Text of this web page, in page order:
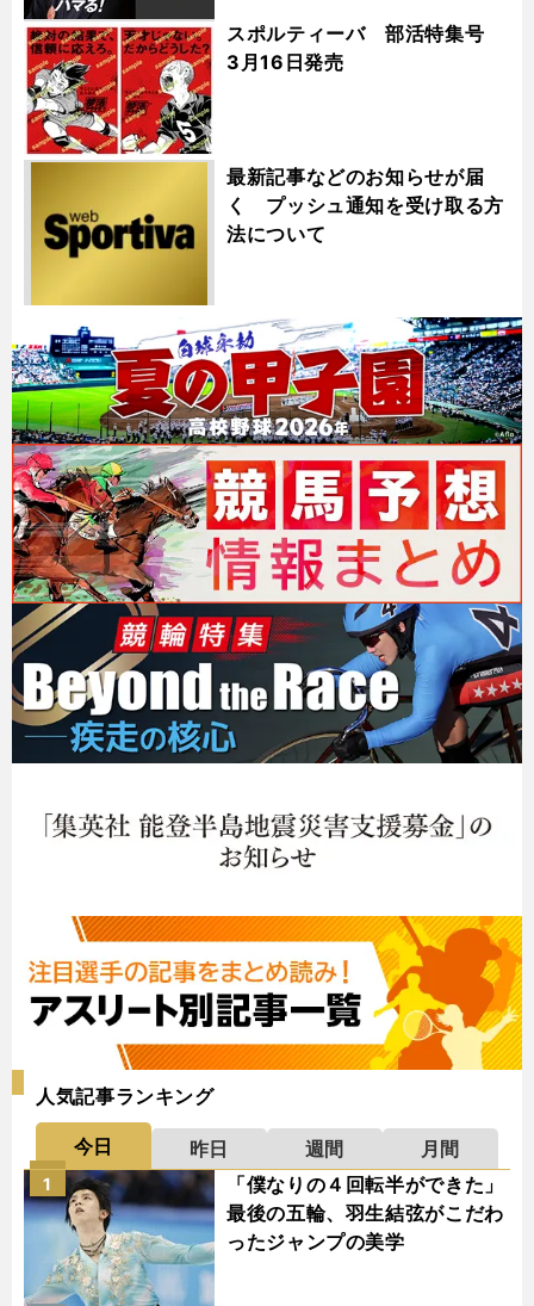
スポルティーバ 部活特集号
3月16日発売
最新記事などのお知らせが届
く プッシュ通知を受け取る方
法について
人気記事ランキング
今日 昨日 週間
月間
「僕なりの４回転半ができた」
最後の五輪、羽生結弦がこだわ
ったジャンプの美学
1